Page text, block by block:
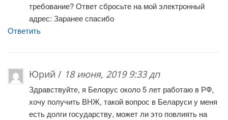
требование? Ответ сбросьте на мой электронный
адрес: Заранее спасибо
Ответить
Юрий / 18 июня, 2019 9:33 дп
Здравствуйте, я Белорус около 5 лет работаю в РФ,
хочу получить ВНЖ, такой вопрос в Беларуси у меня
есть долги государству, может ли это повлиять на